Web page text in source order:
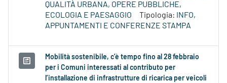
QUALITÀ URBANA, OPERE PUBBLICHE,
ECOLOGIA E PAESAGGIO
Tipologia:
INFO,
APPUNTAMENTI E CONFERENZE STAMPA
Mobilità sostenibile, c’è tempo fino al 28 febbraio
per i Comuni interessati al contributo per
l’installazione di infrastrutture di ricarica per veicoli